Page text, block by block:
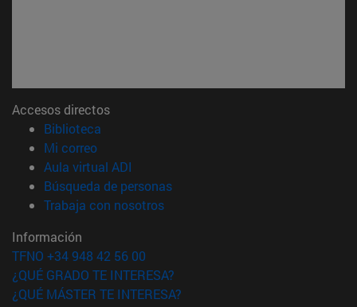
Accesos directos
Biblioteca
Mi correo(abre en nueva ventana)
Aula virtual ADI
Búsqueda de personas(abre en nueva ventana)
Trabaja con nosotros(abre en nueva ventana)
Información
TFNO +34 948 42 56 00
¿QUÉ GRADO TE INTERESA?
¿QUÉ MÁSTER TE INTERESA?